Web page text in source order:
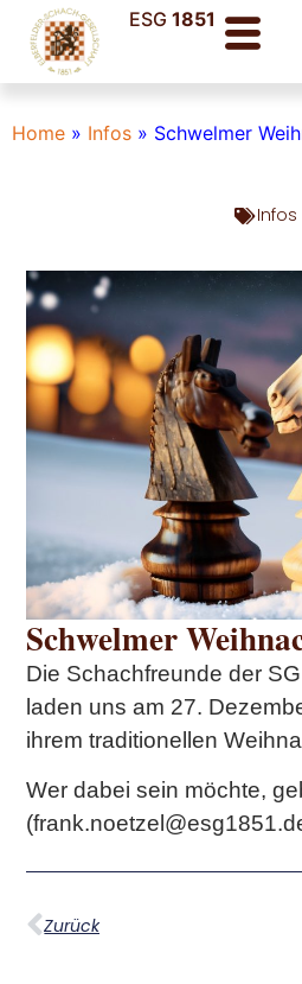
ESG1851
Home » Infos » Schwelmer
Infos
Schwelmer
Die Schachfreunde der
laden uns am 27.
ihrem traditionellen
Wer dabei sein möchte,
Zurück